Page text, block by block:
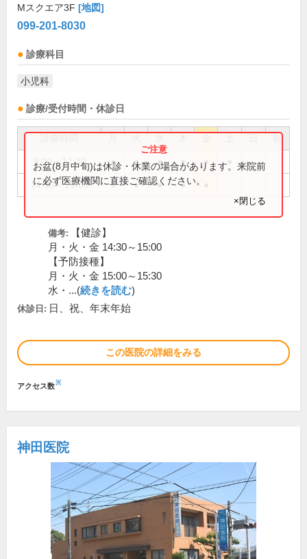
Mスクエア3F [地図]
099-201-8030
診療科目
小児科
診療/受付時間・休診日
祝
9:00～12:30 ● ● ● ● ●
14:30～18:00 ● ● ● ●
お盆(8月中旬)は休診・休業の場合があります。来院前
に必ず医療機関に直接ご確認ください。
×閉じる
備考:
【健診】
月・火・金 14:30～15:00
【予防接種】
月・火・金 15:00～15:30
水・...(続きを読む)
休診日: 日、祝、年末年始
この医院の詳細をみる
アクセス数※
神田医院